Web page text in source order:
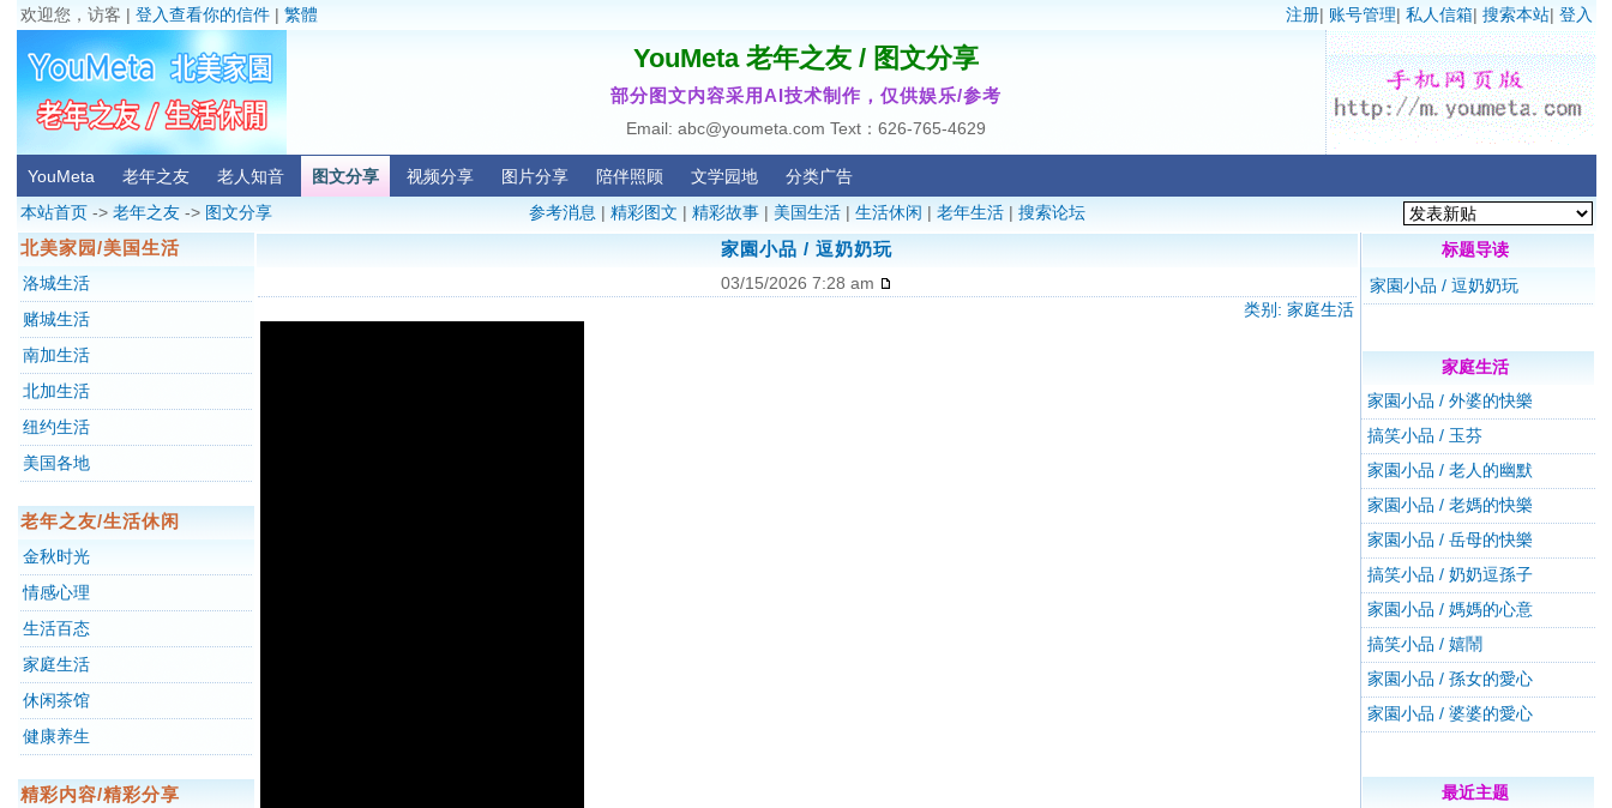
欢迎您，访客 | 登入查看你的信件 | 繁體 注册| 账号管理| 私人信箱| 搜索本站| 登入
YouMeta 老年之友 / 图文分享
部分图文内容采用AI技术制作，仅供娱乐/参考
Email: abc@youmeta.com Text：626-765-4629
YouMeta 老年之友 老人知音 图文分享 视频分享 图片分享 陪伴照顾 文学园地
分类广告
本站首页 -> 老年之友 -> 图文分享 参考消息 | 精彩图文 | 精彩故事| 美国生活 | 生活休闲 | 老年生活| 搜索论坛
北美家园/美国生活
洛城生活
赌城生活
南加生活
北加生活
纽约生活
美国各地
老年之友/生活休闲
金秋时光
情感心理
生活百态
家庭生活
休闲茶馆
健康养生
精彩内容/精彩分享
家園小品 / 逗奶奶玩
03/15/2026 7:28 am
类别: 家庭生活
标题导读
家園小品 / 逗奶奶玩
家庭生活
家園小品 / 外婆的快樂
搞笑小品 / 玉芬
家園小品 / 老人的幽默
家園小品 / 老媽的快樂
家園小品 / 岳母的快樂
搞笑小品 / 奶奶逗孫子
家園小品 / 媽媽的心意
搞笑小品 / 嬉鬧
家園小品 / 孫女的愛心
家園小品 / 婆婆的愛心
最近主题